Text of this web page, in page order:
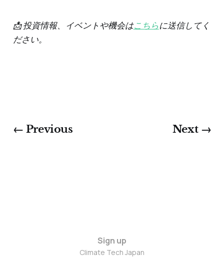
📩 投資情報、イベントや機会はこちらに送信してく
ださい。
← Previous Next →
Sign up
Climate Tech Japan